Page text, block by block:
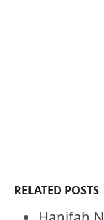
RELATED POSTS